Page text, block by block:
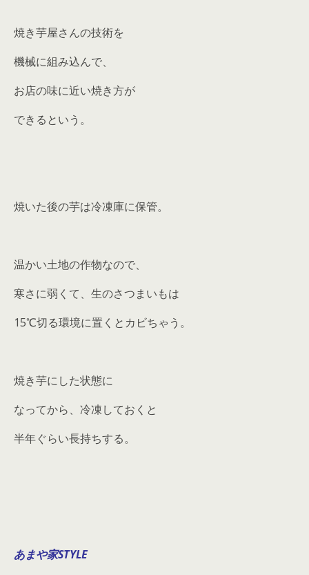
焼き芋屋さんの技術を
機械に組み込んで、
お店の味に近い焼き方が
できるという。
焼いた後の芋は冷凍庫に保管。
温かい土地の作物なので、
寒さに弱くて、生のさつまいもは
15℃切る環境に置くとカビちゃう。
焼き芋にした状態に
なってから、冷凍しておくと
半年ぐらい長持ちする。
あまや家STYLE